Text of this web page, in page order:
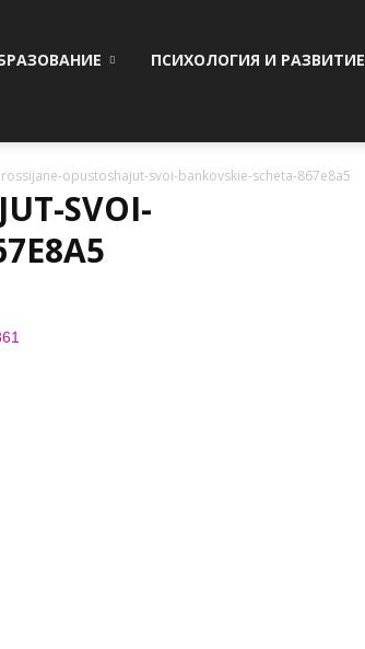
ПСИХОЛОГИЯ И РАЗВИТИЕ
rossijane-opustoshajut-svoi-bankovskie-scheta-867e8a5
SVOI-